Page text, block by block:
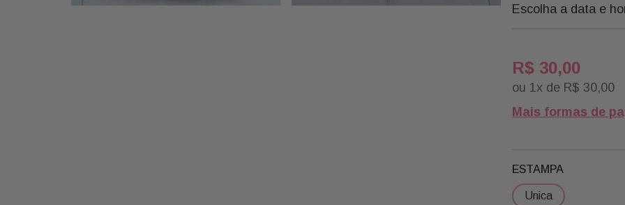
Escolha a data e
R$ 30,00
ou 1 x de R$ 30,00
Mais formas de
ESTAMPA
unica